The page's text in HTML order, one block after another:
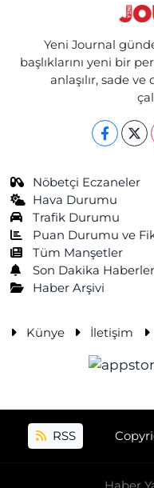
Yeni Journal
başlıklarını yeni bir
anlaşılır, sade
Nöbetçi Eczaneler
Hava Durumu
Trafik Durumu
Puan Durumu ve
Tüm Manşetler
Son Dakika
Haber Arşivi
Künye İletişim
RSS